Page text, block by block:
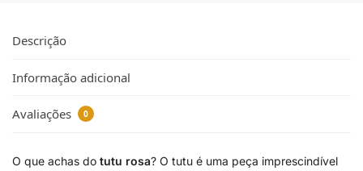
Descrição
Informação adicional
Avaliações 0
O que achas do tutu rosa? O tutu é uma peça imprescindível